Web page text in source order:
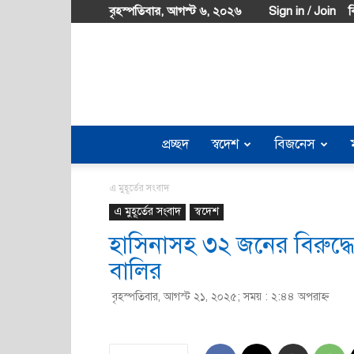
বৃহস্পতিবার, আগস্ট ৬, ২০২৬ Sign in / Join
প্রচ্ছদ স্বদেশ বিজনেস
এ মুহূর্তের সংবাদ
এ মুহূর্তের সংবাদ স্বদেশ
হাসিনাসহ ৩২ জনের
বালির
বৃহস্পতিবার, আগস্ট ২১, ২০২৫; সময় : ২:৪৪ অপরাহ্ণ